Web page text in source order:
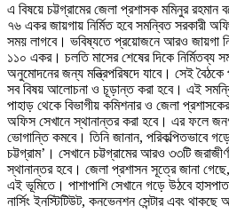
এ বিষয়ে চট্টগ্রামের জেলা প্রশাসক মমিনুর রহমান
৭৬ একর জায়গায় নির্মিত হবে সমন্বিত সরকারী
সময় লাগবে। ভবিষ্যতে প্রয়োজনে আরও জায়গা
১১০ একর। চলতি মাসের শেষের দিকে নির্মিতব্য
অনুমোদনের জন্য মন্ত্রিপরিষদে যাবে। সেই বৈঠকে
সব বিষয় আলোচনা ও চূড়ান্ত করা হবে। এই
পাহাড় থেকে বিভাগীয় কমিশনার ও জেলা
অফিস সেখানে স্থানান্তর করা হবে। এর ফলে
ভোগান্তি কমবে। তিনি জানান, পরিকল্পিতভাবে
চট্টগ্রাম’। সেখানে চট্টগ্রামের আরও ৩৩টি
স্থানান্তর হবে। জেলা প্রশাসন সূত্রে জানা
এই ভূমিতে। পাশাপাশি সেখানে গড়ে উঠবে
নার্সিং ইনস্টিটিউট, কনভেনশন সেন্টার এবং